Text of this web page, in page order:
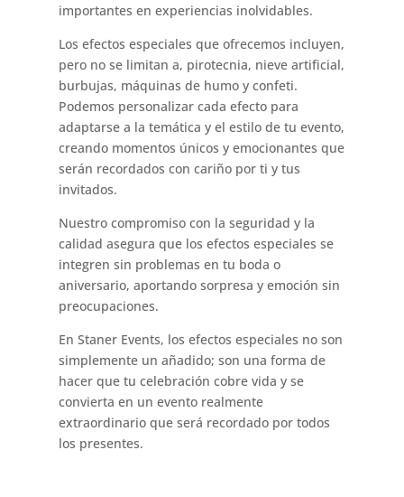
importantes en experiencias inolvidables.
Los efectos especiales que ofrecemos incluyen,
pero no se limitan a, pirotecnia, nieve artificial,
burbujas, máquinas de humo y confeti.
Podemos personalizar cada efecto para
adaptarse a la temática y el estilo de tu evento,
creando momentos únicos y emocionantes que
serán recordados con cariño por ti y tus
invitados.
Nuestro compromiso con la seguridad y la
calidad asegura que los efectos especiales se
integren sin problemas en tu boda o
aniversario, aportando sorpresa y emoción sin
preocupaciones.
En Staner Events, los efectos especiales no son
simplemente un añadido; son una forma de
hacer que tu celebración cobre vida y se
convierta en un evento realmente
extraordinario que será recordado por todos
los presentes.